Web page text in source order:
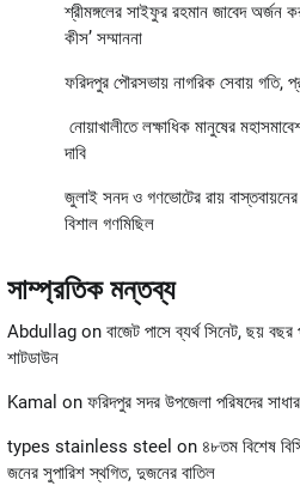
শ্রীমঙ্গলের সাইফুর রহমান জাবেদ অর্জন
কীস’ সম্মাননা
ফরিদপুর পৌরসভায় নাগরিক সেবায় গতি,
নোয়াখালীতে লক্ষাধিক মানুষের
দাবি
জুলাই সনদ ও গণভোটের রায় বাস্তবায়নের
বিশাল গণমিছিল
সাম্প্রতিক মন্তব্য
Abdullagon বাজেট পাসে ব্যর্থ সিনেট, ছয়
শাটডাউন
Kamal on ফরিদপুর সদর উপজেলা পরিষদের
types stainless steel on ৪৮তম বিশেষ
জনের সুপারিশ স্থগিত, দুজনের বাতিল